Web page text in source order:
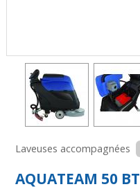
Laveuses accompagnées
AQUATEAM 50 BT